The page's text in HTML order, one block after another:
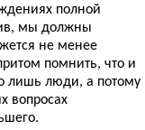
полной
мы должны
не менее
помнить, что и
лишь люди, а потому
вопросах